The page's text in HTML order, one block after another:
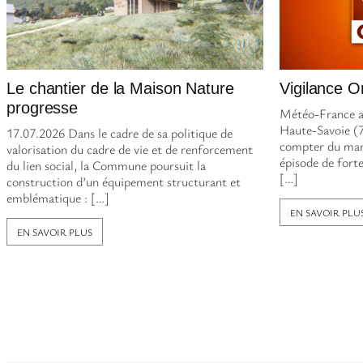
Le chantier de la Maison Nature
progresse
17.07.2026 Dans le cadre de sa politique de
valorisation du cadre de vie et de renforcement
du lien social, la Commune poursuit la
construction d’un équipement structurant et
emblématique : […]
EN SAVOIR PLUS
Vigilance
Météo-France
Haute-Savoie
compter du
épisode de
[…]
EN SAVOIR